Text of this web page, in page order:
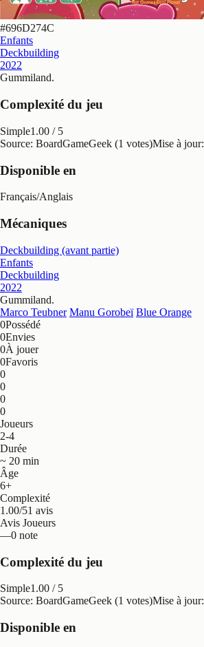
#696D274C
Enfants
Deckbuilding
2022
Gummiland.
Complexité du jeu
Simple1.00 / 5
Source: BoardGameGeek (1 votes)Mise à jour:
Disponible en
Français/Anglais
Mécaniques
Deckbuilding (avant partie)
Enfants
Deckbuilding
2022
Gummiland.
Marco Teubner Manu Gorobeï Blue Orange
0Possédé
0Envies
0À jouer
0Favoris
0
0
0
0
Joueurs
2-4
Durée
~ 20 min
Âge
6+
Complexité
1.00/51 avis
Avis Joueurs
—0 note
Complexité du jeu
Simple1.00 / 5
Source: BoardGameGeek (1 votes)Mise à jour:
Disponible en